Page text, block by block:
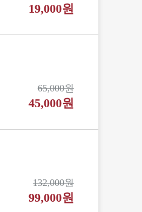
19,000원
45,000원
65,000원
99,000원
132,000원